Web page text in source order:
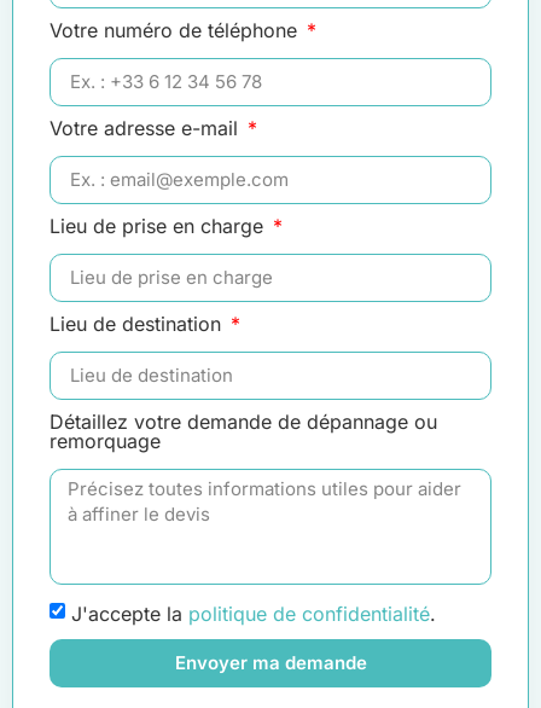
Votre numéro de téléphone
Votre adresse e-mail
Lieu de prise en charge
Lieu de destination
Détaillez votre demande de dépannage ou
remorquage
J'accepte la politique de confidentialité.
Envoyer ma demande